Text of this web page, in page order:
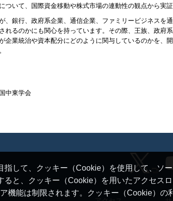
ついて、国際資金移動や株式市場の連動性の観点から実証
、銀行、政府系企業、通信企業、ファミリービジネスを
れるのかにも関心を持っています。その際、王族、政府
企業統治や資本配分にどのように関与しているのかを、
中東学会
して、クッキー（Cookie）を使用して、ソ
と、クッキー（Cookie）を用いたアクセス
機能は制限されます。クッキー（Cookie）の